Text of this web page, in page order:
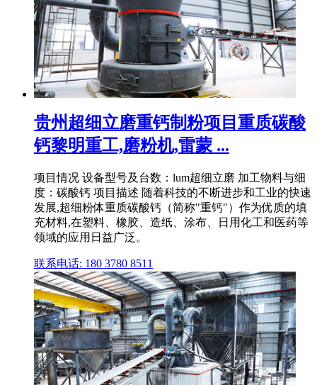
贵州超细立磨重钙制粉项目重质碳酸
钙黎明重工,磨粉机,雷蒙 ...
项目情况 设备型号及台数：lum超细立磨 加工物料与细
度：碳酸钙 项目描述 随着科技的不断进步和工业的快速
发展,超细粉体重质碳酸钙（简称"重钙"）作为优质的填
充材料,在塑料、橡胶、造纸、涂布、日用化工和医药等
领域的应用日益广泛。
联系电话: 180 3780 8511